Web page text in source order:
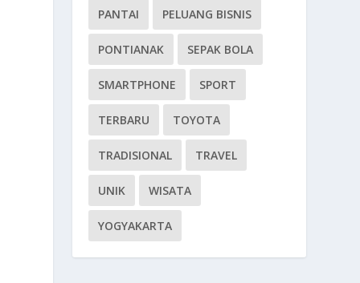
PANTAI PELUANG BISNIS
PONTIANAK SEPAK BOLA
SMARTPHONE SPORT
TERBARU TOYOTA
TRADISIONAL TRAVEL
UNIK WISATA
YOGYAKARTA